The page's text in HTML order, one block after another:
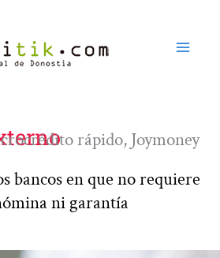
rápido, Joymoney
bancos en que no requiere
ni garantía